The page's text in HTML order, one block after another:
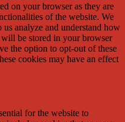
on your browser as they are
of the website. We
analyze and understand how
be stored in your browser
the option to opt-out of these
cookies may have an effect
for the website to